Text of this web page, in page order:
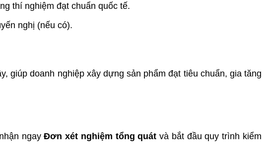
thí nghiệm đạt chuẩn quốc tế.
nghị (nếu có).
giúp doanh nghiệp xây dựng sản phẩm đạt tiêu chuẩn, gia tăng
ngayĐơn xét nghiệm tổng quát và bắt đầu quy trình kiểm